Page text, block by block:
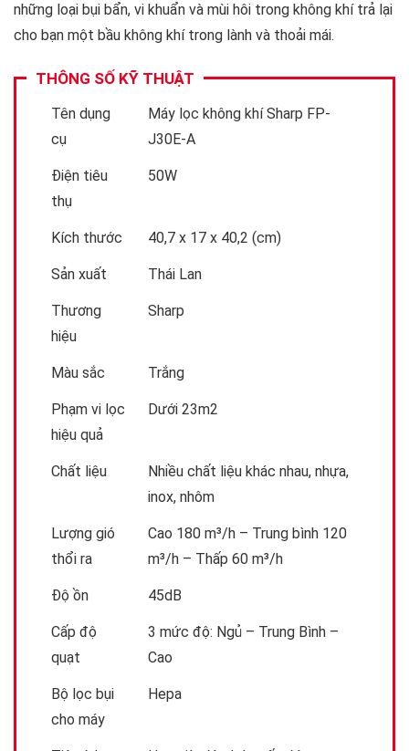
những loại bụi bẩn, vi khuẩn và mùi hôi trong không khí trả lại
cho bạn một bầu không khí trong lành và thoải mái.
THÔNG SỐ KỸ THUẬT
Tên dụng
cụ
Máy lọc không khí Sharp FP-
J30E-A
Điện tiêu
thụ
50W
Kích thước 40,7 x 17 x 40,2 (cm)
Sản xuất Thái Lan
Thương
hiệu
Sharp
Màu sắc Trắng
Phạm vi lọc
hiệu quả
Dưới 23m2
Chất liệu
Nhiều chất liệu khác nhau, nhựa,
inox, nhôm
Lượng gió
thổi ra
Cao 180 m³/h – Trung bình 120
m³/h – Thấp 60 m³/h
Độ ồn 45dB
Cấp độ
quạt
3 mức độ: Ngủ – Trung Bình –
Cao
Bộ lọc bụi
cho máy
Hepa